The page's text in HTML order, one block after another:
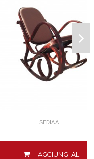
SEDIA A...
AGGIUNGI AL